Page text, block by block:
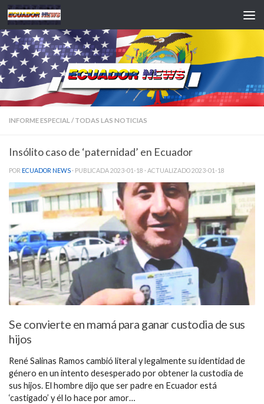
Saltar al contenido
INFORME ESPECIAL / TODAS LAS NOTICIAS
Insólito caso de ‘paternidad’ en Ecuador
POR ECUADOR NEWS · PUBLICADA2023-01-18 · ACTUALIZADO2023-01-18
Se convierte en mamá para ganar custodia de sus
hijos
René Salinas Ramos cambió literal y legalmente su identidad de
género en un intento desesperado por obtener la custodia de
sus hijos. El hombre dijo que ser padre en Ecuador está
‘castigado’ y él lo hace por amor…